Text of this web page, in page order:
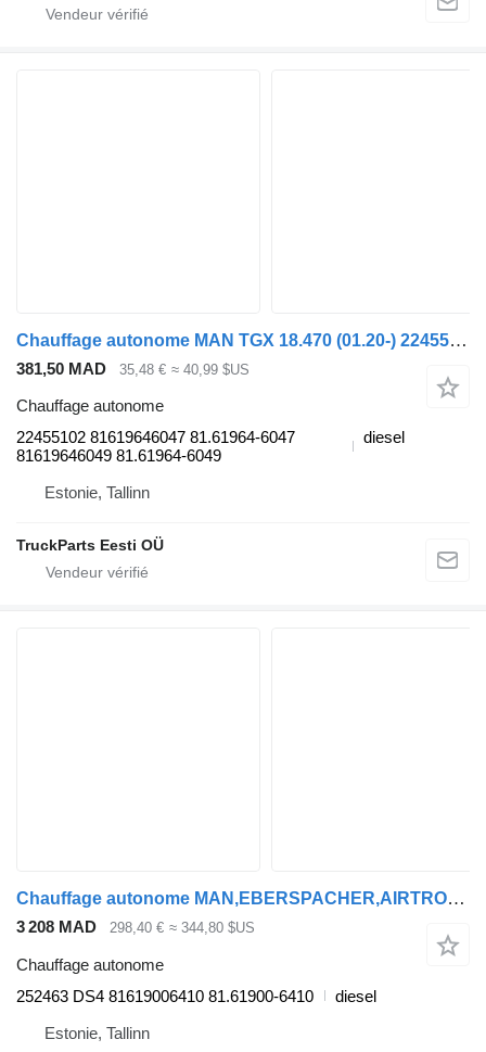
Chauffage autonome MAN TGX 18.470 (01.20-) 22455102 pour tracteur routier MAN TGL, TGM, TGS, TGX (2020-)
381,50 MAD 35,48 € ≈ 40,99 $US
Chauffage autonome
22455102 81619646047 81.61964-6047
81619646049 81.61964-6049
diesel
Estonie, Tallinn
TruckParts Eesti OÜ
Chauffage autonome MAN,EBERSPACHER,AIRTRONIC TGX (01.07-12.21) 252463 DS4 pour tracteur routier MAN TGL, TGM, TGS, TGX (2005-2021)
3 208 MAD 298,40 € ≈ 344,80 $US
Chauffage autonome
252463 DS4 81619006410 81.61900-6410
diesel
Estonie, Tallinn